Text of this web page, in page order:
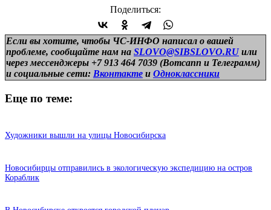
Поделиться:
Если вы хотите, чтобы ЧС-ИНФО написал о вашей
проблеме, сообщайте нам на SLOVO@SIBSLOVO.RU или
через мессенджеры +7 913 464 7039 (Вотсапп и Телеграмм)
и социальные сети: Вконтакте и Одноклассники
Еще по теме:
Художники вышли на улицы Новосибирска
Новосибирцы отправились в экологическую экспедицию на остров
Кораблик